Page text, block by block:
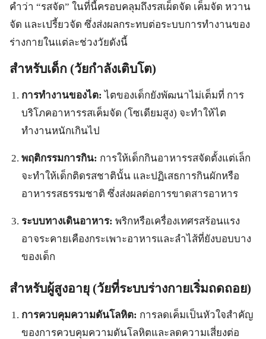
คำว่า “รสจัด” ในที่นี้ครอบคลุมถึงรสเผ็ดจัด เค็มจัด หวาน
จัด และเปรี้ยวจัด ซึ่งส่งผลกระทบต่อระบบการทำงานของ
ร่างกายในแต่ละช่วงวัยดังนี้
สำหรับเด็ก (วัยกำลังเติบโต)
การทำงานของไต: ไตของเด็กยังพัฒนาไม่เต็มที่ การ
บริโภคอาหารรสเค็มจัด (โซเดียมสูง) จะทำให้ไต
ทำงานหนักเกินไป
พฤติกรรมการกิน: การให้เด็กกินอาหารรสจัดตั้งแต่เล็ก
จะทำให้เด็กติดรสชาตินั้น และปฏิเสธการกินผักหรือ
อาหารรสธรรมชาติ ซึ่งส่งผลต่อการขาดสารอาหาร
ระบบทางเดินอาหาร: พริกหรือเครื่องเทศรสร้อนแรง
อาจระคายเคืองกระเพาะอาหารและลำไส้ที่ยังบอบบาง
ของเด็ก
สำหรับผู้สูงอายุ (วัยที่ระบบร่างกายเริ่มถดถอย)
การควบคุมความดันโลหิต: การลดเค็มเป็นหัวใจสำคัญ
ของการควบคุมความดันโลหิตและลดความเสี่ยงต่อ